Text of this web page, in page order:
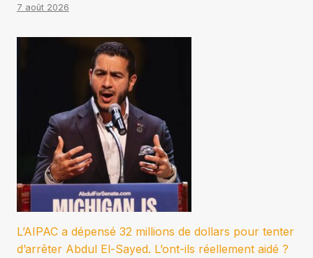
7 août 2026
L’AIPAC a dépensé 32 millions de dollars pour tenter
d’arrêter Abdul El-Sayed. L’ont-ils réellement aidé ?